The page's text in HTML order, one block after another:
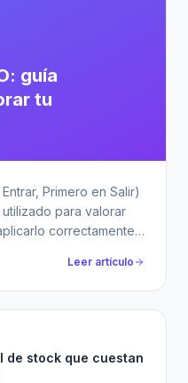
guía
tu
Primero en Salir)
para valorar
correctamente
Leer artículo
de stock que cuestan